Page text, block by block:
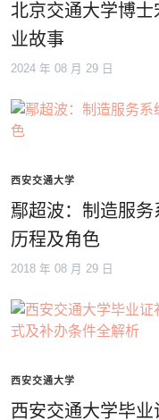
北京交通大学博
业故事
2024 年 08 月 29 日
西安交通大学
鄢超波：制造服
历程及角色
2018 年 08 月 29 日
西安交通大学
西安交通大学毕